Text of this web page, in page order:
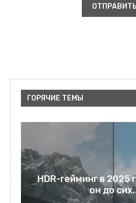
ГОРЯЧИЕ ТЕМЫ
Rage bait: слово
зеркало